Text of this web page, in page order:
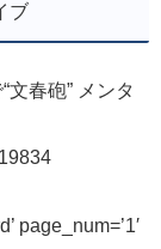
ブ
春砲” メンタ
page_num=’1′